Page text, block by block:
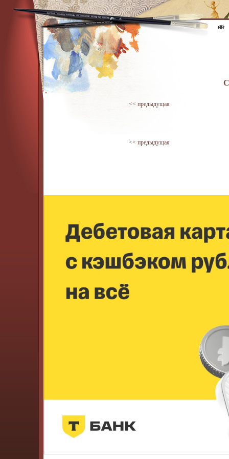
<< предыдущая
<< предыдущая